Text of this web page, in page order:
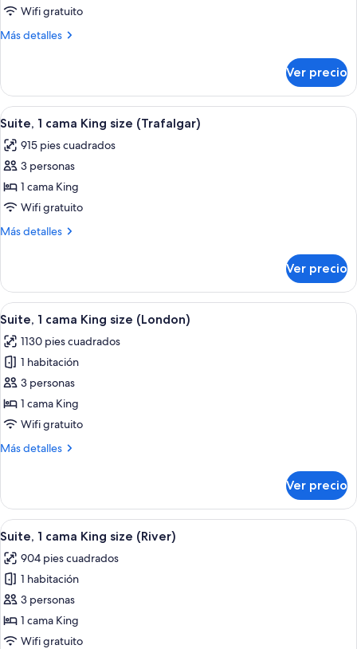
1
King
Wifi gratuito
Más detalles
Más
1
cama
King
(Whitehall)
Ver precio
Abrir
todas
las
fotos
de
Suite,
1
size
(Trafalgar)
Una sala de estar moderna con un
5
Suite, 1 cama King size (Trafalgar)
915 pies cuadrados
3 personas
1 cama King
Wifi gratuito
Más detalles
Más
1
cama
King
(Trafalgar)
Ver precio
Abrir
todas
las
fotos
de
Suite,
1
King
Un dormitorio espacioso con una
7
Suite, 1 cama King size (London)
1130 pies cuadrados
1 habitación
3 personas
1 cama King
Wifi gratuito
Más detalles
Más
1
cama
King
(London)
Ver precio
Abrir
todas
las
fotos
de
Suite,
1
Una habitación de hotel moderna
7
Suite, 1 cama King size (River)
904 pies cuadrados
1 habitación
3 personas
1 cama King
Wifi gratuito